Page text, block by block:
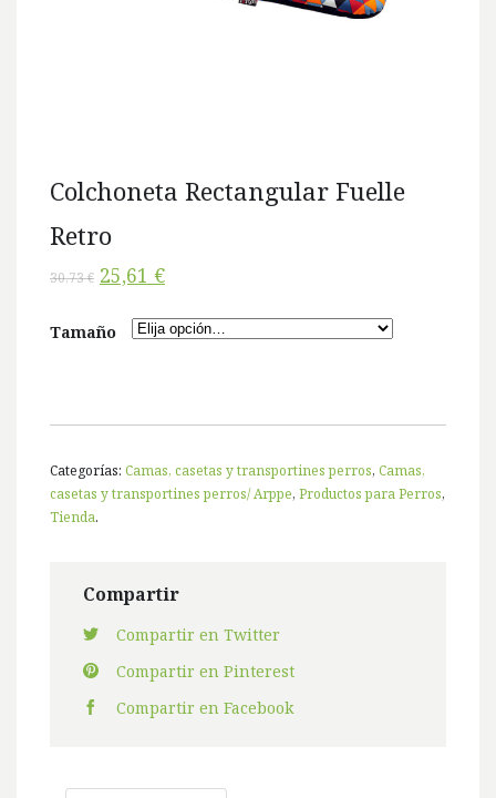
Colchoneta Rectangular Fuelle
Retro
30,73 € 25,61 €
Tamaño
Categorías: Camas, casetas y transportines perros, Camas,
casetas y transportines perros/ Arppe, Productos para Perros,
Tienda.
Compartir
Compartir en Twitter
Compartir en Pinterest
Compartir en Facebook